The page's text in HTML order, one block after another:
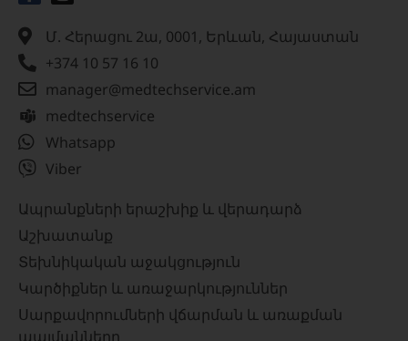
Մ. Հերացու 2ա, 0001, Երևան, Հայաստան
+374 10 57 16 10
manager@medtechservice.am
medtechservice
Whatsapp
Viber
Ապրանքների երաշխիք և վերադարձ
Աշխատանք
Տեխնիկական աջակցություն
Կարծիքներ և առաջարկություններ
Սարքավորումների վճարման և առաքման
պայմանները